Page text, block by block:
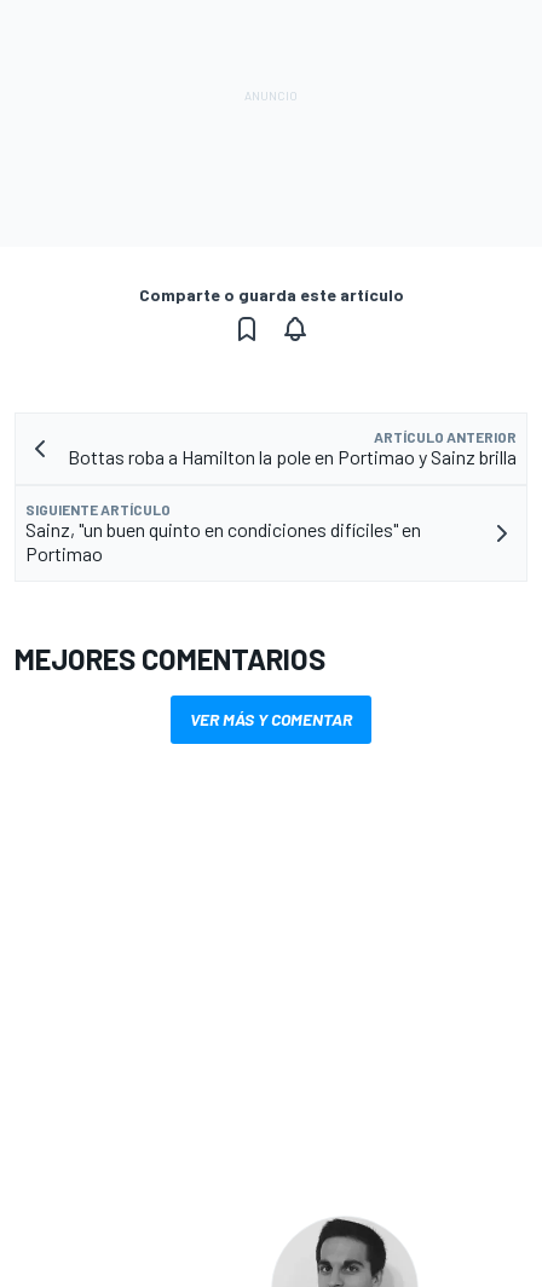
Comparte o guarda este artículo
ARTÍCULO ANTERIOR
Bottas roba a Hamilton la pole en Portimao y Sainz brilla
SIGUIENTE ARTÍCULO
Sainz, "un buen quinto en condiciones difíciles" en
Portimao
MEJORES COMENTARIOS
VER MÁS Y COMENTAR